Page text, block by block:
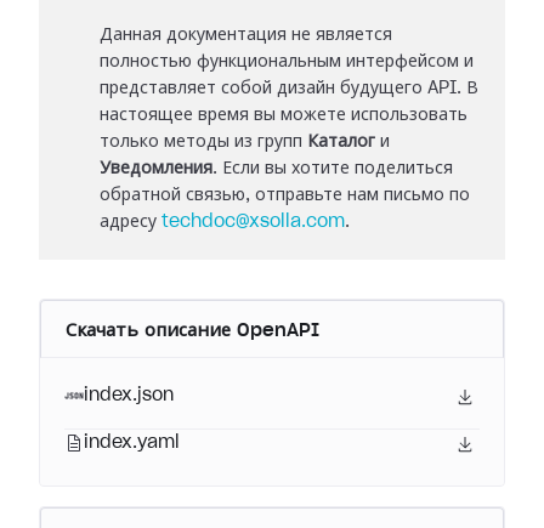
Данная документация не является
полностью функциональным интерфейсом и
представляет собой дизайн будущего API. В
настоящее время вы можете использовать
только методы из групп Каталог и
Уведомления. Если вы хотите поделиться
обратной связью, отправьте нам письмо по
адресу techdoc@xsolla.com.
Скачать описание OpenAPI
index.json
index.yaml